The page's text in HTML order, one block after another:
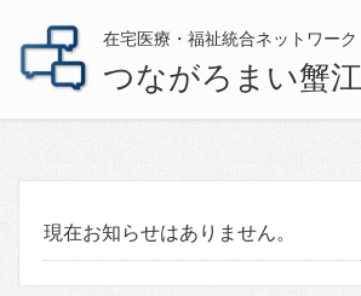
在宅医療・福祉統合ネットワーク
つながろまい蟹江
現在お知らせはありません。